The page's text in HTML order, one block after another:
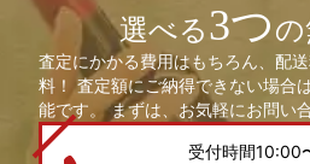
選べる3つ
査定にかかる費用はもちろん、配
料！ 査定額にご納得できない場合
能です。 まずは、お気軽にお問い
受付時間10:00